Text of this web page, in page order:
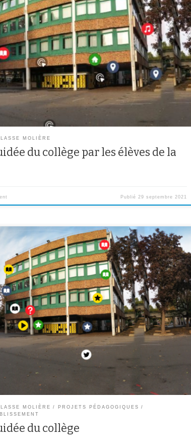
page interactive !
scene/1498596823617503235
MOLIÈRE
du collège par les élèves de la
Publié 29 septembre 2021
Molière-NSA ont réalisé une visite des lieux importants de leur
photos, de courtes descriptions et des enregistrements audio.
interactive, c’est ici :
scene/1365590834233212931
MOLIÈRE
PROJETS PÉDAGOGIQUES
du collège